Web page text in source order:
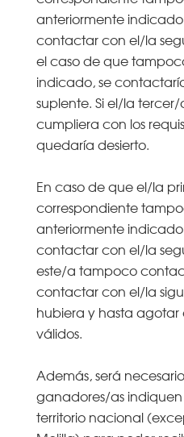
anteriormente
contactar con el/la
el caso de que
indicado, se
suplente. Si el/la
cumpliera con los
quedaría desierto.
En caso de que el/la
correspondiente
anteriormente
contactar con el/la
este/a tampoco
contactar con el/la
hubiera y hasta agotar
válidos.
Además, será
ganadores/as
territorio nacional